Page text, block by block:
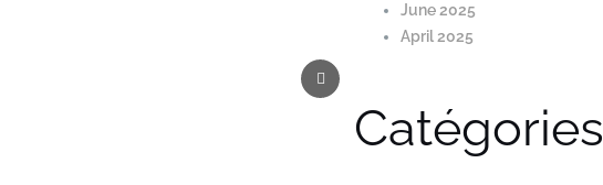
June 2025
April 2025
Catégories